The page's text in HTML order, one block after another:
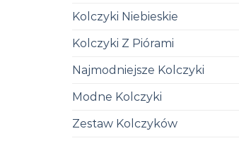
Kolczyki Niebieskie
Kolczyki Z Piórami
Najmodniejsze Kolczyki
Modne Kolczyki
Zestaw Kolczyków